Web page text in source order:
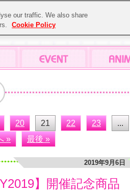
20 21 22 23
...
» 最後 »
2019年9月6日
】開催記念商品
our traffic. We also share
Cookie Policy